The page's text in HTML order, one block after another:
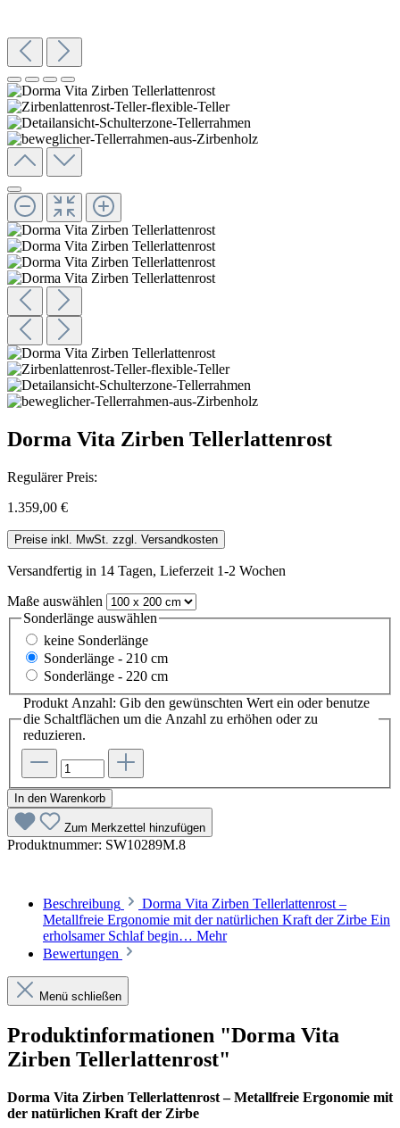
Dorma Vita Zirben Tellerlattenrost
Regulärer Preis:
1.359,00 €
Preise inkl. MwSt. zzgl. Versandkosten
Versandfertig in 14 Tagen, Lieferzeit 1-2 Wochen
Maße auswählen
Sonderlänge auswählen
keine Sonderlänge
Sonderlänge - 210 cm
Sonderlänge - 220 cm
Produkt Anzahl: Gib den gewünschten Wert ein oder benutze
die Schaltflächen um die Anzahl zu erhöhen oder zu
reduzieren.
In den Warenkorb
Zum Merkzettel hinzufügen
Produktnummer: SW10289M.8
Beschreibung
Dorma Vita Zirben Tellerlattenrost –
Metallfreie Ergonomie mit der natürlichen Kraft der Zirbe Ein
erholsamer Schlaf begin… Mehr
Bewertungen
Menü schließen
Produktinformationen "Dorma Vita
Zirben Tellerlattenrost"
Dorma Vita Zirben Tellerlattenrost – Metallfreie Ergonomie mit
der natürlichen Kraft der Zirbe